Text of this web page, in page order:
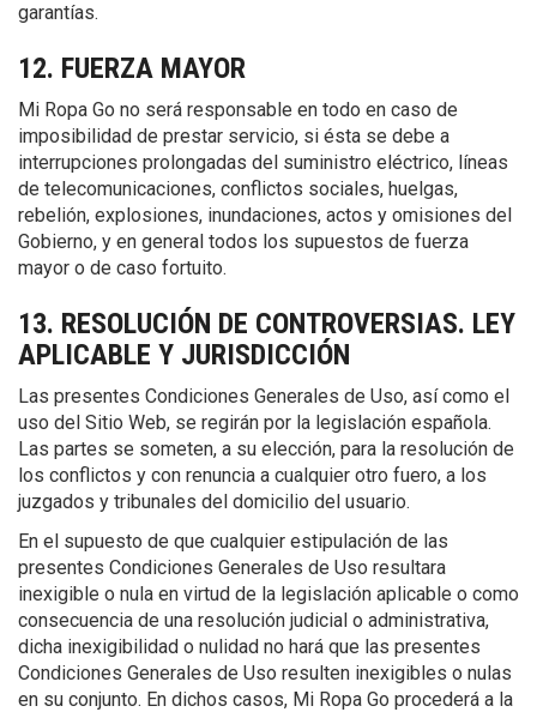
garantías.
12. FUERZA MAYOR
Mi Ropa Go no será responsable en todo en caso de
imposibilidad de prestar servicio, si ésta se debe a
interrupciones prolongadas del suministro eléctrico, líneas
de telecomunicaciones, conflictos sociales, huelgas,
rebelión, explosiones, inundaciones, actos y omisiones del
Gobierno, y en general todos los supuestos de fuerza
mayor o de caso fortuito.
13. RESOLUCIÓN DE CONTROVERSIAS. LEY
APLICABLE Y JURISDICCIÓN
Las presentes Condiciones Generales de Uso, así como el
uso del Sitio Web, se regirán por la legislación española.
Las partes se someten, a su elección, para la resolución de
los conflictos y con renuncia a cualquier otro fuero, a los
juzgados y tribunales del domicilio del usuario.
En el supuesto de que cualquier estipulación de las
presentes Condiciones Generales de Uso resultara
inexigible o nula en virtud de la legislación aplicable o como
consecuencia de una resolución judicial o administrativa,
dicha inexigibilidad o nulidad no hará que las presentes
Condiciones Generales de Uso resulten inexigibles o nulas
en su conjunto. En dichos casos, Mi Ropa Go procederá a la